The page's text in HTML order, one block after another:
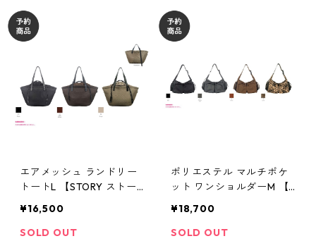
エアメッシュ ランドリー
トートL 【STORY ストー
約】 3A- 1861 -4 2604c
¥16,500
SOLD OUT
ポリエステル マルチポケ
ット ワンショルダーM 【S
ッグご予約】 3A- 1859 -4
2604c
¥18,700
SOLD OUT